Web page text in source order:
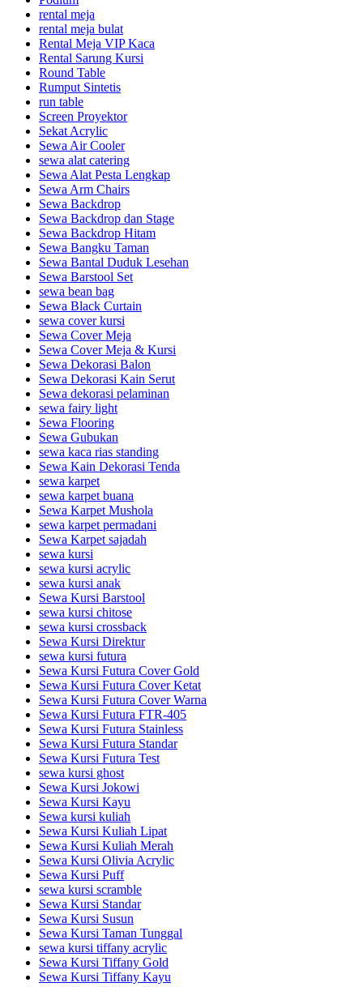
rental meja
rental meja bulat
Rental Meja VIP Kaca
Rental Sarung Kursi
Round Table
Rumput Sintetis
run table
Screen Proyektor
Sekat Acrylic
Sewa Air Cooler
sewa alat catering
Sewa Alat Pesta Lengkap
Sewa Arm Chairs
Sewa Backdrop
Sewa Backdrop dan Stage
Sewa Backdrop Hitam
Sewa Bangku Taman
Sewa Bantal Duduk Lesehan
Sewa Barstool Set
sewa bean bag
Sewa Black Curtain
sewa cover kursi
Sewa Cover Meja
Sewa Cover Meja & Kursi
Sewa Dekorasi Balon
Sewa Dekorasi Kain Serut
Sewa dekorasi pelaminan
sewa fairy light
Sewa Flooring
Sewa Gubukan
sewa kaca rias standing
Sewa Kain Dekorasi Tenda
sewa karpet
sewa karpet buana
Sewa Karpet Mushola
sewa karpet permadani
Sewa Karpet sajadah
sewa kursi
sewa kursi acrylic
sewa kursi anak
Sewa Kursi Barstool
sewa kursi chitose
sewa kursi crossback
Sewa Kursi Direktur
sewa kursi futura
Sewa Kursi Futura Cover Gold
Sewa Kursi Futura Cover Ketat
Sewa Kursi Futura Cover Warna
Sewa Kursi Futura FTR-405
Sewa Kursi Futura Stainless
Sewa Kursi Futura Standar
Sewa Kursi Futura Test
sewa kursi ghost
Sewa Kursi Jokowi
Sewa Kursi Kayu
Sewa kursi kuliah
Sewa Kursi Kuliah Lipat
Sewa Kursi Kuliah Merah
Sewa Kursi Olivia Acrylic
Sewa Kursi Puff
sewa kursi scramble
Sewa Kursi Standar
Sewa Kursi Susun
Sewa Kursi Taman Tunggal
sewa kursi tiffany acrylic
Sewa Kursi Tiffany Gold
Sewa Kursi Tiffany Kayu